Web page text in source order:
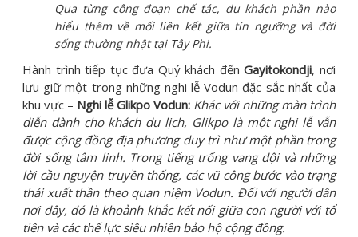
Qua từng công đoạn chế tác, du khách phần nào
hiểu thêm về mối liên kết giữa tín ngưỡng và đời
sống thường nhật tại Tây Phi.
Hành trình tiếp tục đưa Quý khách đếnGayitokondji, nơi
lưu giữ một trong những nghi lễ Vodun đặc sắc nhất của
khu vực – Nghi lễ Glikpo Vodun: Khác với những màn trình
diễn dành cho khách du lịch, Glikpo là một nghi lễ vẫn
được cộng đồng địa phương duy trì như một phần trong
đời sống tâm linh. Trong tiếng trống vang dội và những
lời cầu nguyện truyền thống, các vũ công bước vào trạng
thái xuất thần theo quan niệm Vodun. Đối với người dân
nơi đây, đó là khoảnh khắc kết nối giữa con người với tổ
tiên và các thế lực siêu nhiên bảo hộ cộng đồng.